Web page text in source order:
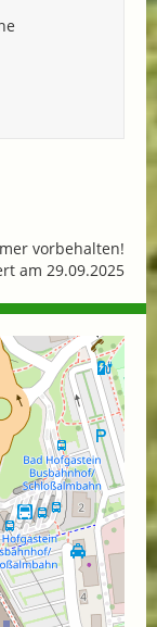
vorbehalten!
am 29.09.2025